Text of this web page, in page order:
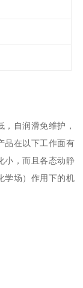
自润滑免维护，
品在以下工作面有
小，而且各态动静
学场）作用下的机